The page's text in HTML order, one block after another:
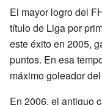
El mayor logro del
título de Liga por
este éxito en 2005,
puntos. En esa
máximo goleador
En 2006, el antiguo